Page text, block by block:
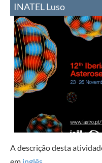
INATEL Luso
A descrição desta
em inglês